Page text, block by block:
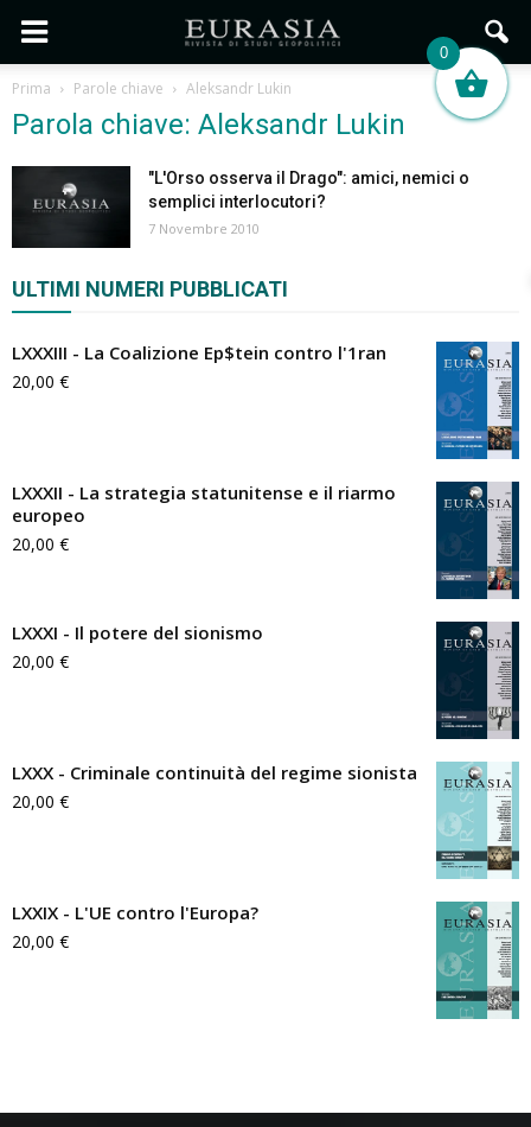
Prima Parole chiave Aleksandr Lukin
Parola chiave: Aleksandr Lukin
"L'Orso osserva il Drago": amici, nemici o
semplici interlocutori?
7 Novembre 2010
ULTIMI NUMERI PUBBLICATI
LXXXIII - La Coalizione Ep$tein contro l'1ran
20,00 €
LXXXII - La strategia statunitense e il riarmo
europeo
20,00 €
LXXXI - Il potere del sionismo
20,00 €
LXXX - Criminale continuità del regime sionista
20,00 €
LXXIX - L'UE contro l'Europa?
20,00 €
0